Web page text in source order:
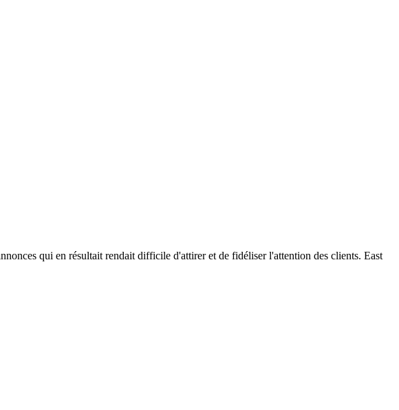
qui en résultait rendait difficile d'attirer et de fidéliser l'attention des clients. East